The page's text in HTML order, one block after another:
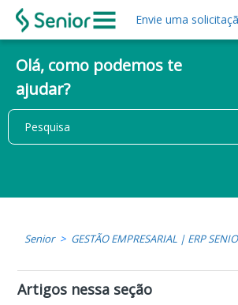
Envie uma
Olá, como podemos te
ajudar?
Senior GESTÃO EMPRESARIAL | ERP
Artigos nessa seção